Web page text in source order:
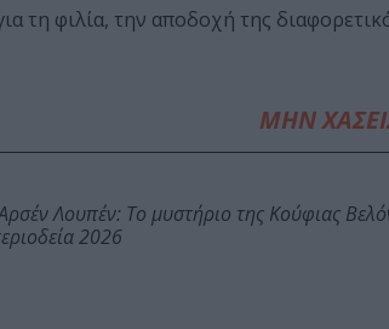
τη φιλία, την αποδοχή της
ΜΗΝ
Λουπέν: Το μυστήριο της Κούφιας
2026